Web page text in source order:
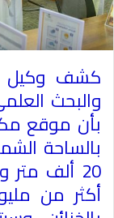
كشف وكيل
والبحث
بأن موقع
بالساحة
20 ألف
أكثر من